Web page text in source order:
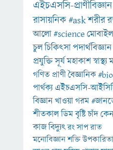
এইচএসসি-প্রাণীবিজ্ঞান
রাসায়নিক#askশরীর
আলো#scienceমোবাইল
চুলচিকিৎসাপদার্থবিজ্ঞান
প্রযুক্তিসূর্যমহাকাশস্বাস্থ্য
গণিত প্রাণীবৈজ্ঞানিক
পার্থক্য এইচএসসি-
বিজ্ঞানখাওয়াগরম
শীতকালডিমবৃষ্টিচাঁদ
কাজবিদ্যুৎরংসাপরাত
মনোবিজ্ঞানশক্তিউপকারিতা